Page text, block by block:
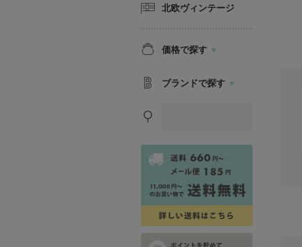
北欧ヴィンテージ
価格で探す
ブランドで探す